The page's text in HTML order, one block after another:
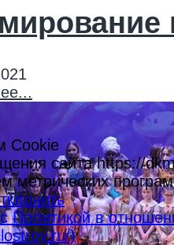
Cookie
сайта https://
метрических
Политикой в
)